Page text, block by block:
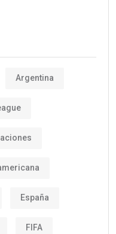
Argentina
España
FIFA